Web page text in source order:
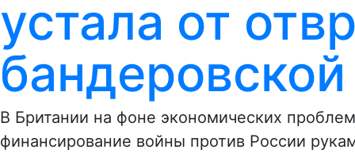
устала от
В Британии на фоне экономических
финансирование войны против России